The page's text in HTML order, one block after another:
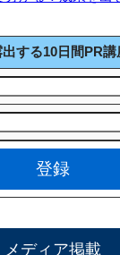
する10日間PR講
メディア掲載